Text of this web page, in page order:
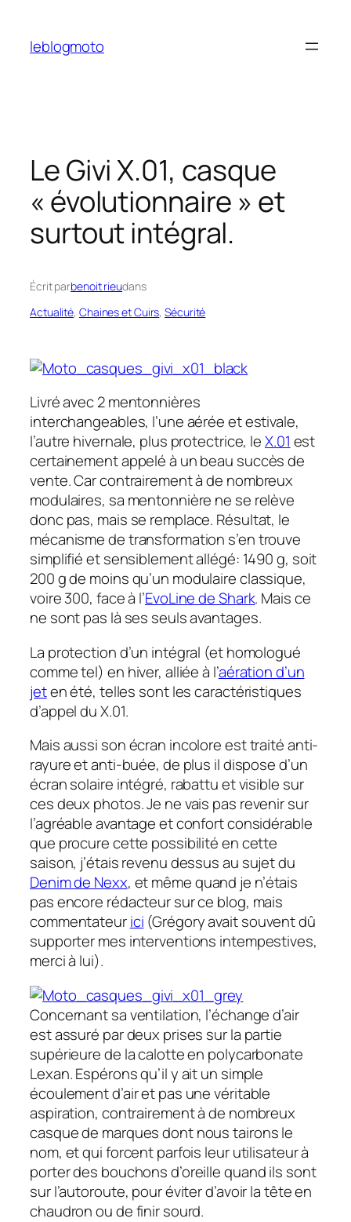
contenu
leblogmoto
Le Givi X.01, casque
« évolutionnaire » et
surtout intégral.
Écrit parbenoit rieudans
Actualité, Chaines et Cuirs, Sécurité
Livré avec 2 mentonnières
interchangeables, l’une aérée et estivale,
l’autre hivernale, plus protectrice, leX.01 est
certainement appelé à un beau succès de
vente. Car contrairement à de nombreux
modulaires, sa mentonnière ne se relève
donc pas, mais se remplace. Résultat, le
mécanisme de transformation s’en trouve
simplifié et sensiblement allégé: 1490 g, soit
200 g de moins qu’un modulaire classique,
voire 300, face à l’EvoLine de Shark. Mais ce
ne sont pas là ses seuls avantages.
La protection d’un intégral (et homologué
comme tel) en hiver, alliée à l’aération d’un
jeten été, telles sont les caractéristiques
d’appel du X.01.
Mais aussi son écran incolore est traité anti-
rayure et anti-buée, de plus il dispose d’un
écran solaire intégré, rabattu et visible sur
ces deux photos. Je ne vais pas revenir sur
l’agréable avantage et confort considérable
que procure cette possibilité en cette
saison, j’étais revenu dessus au sujet du
Denim de Nexx, et même quand je n’étais
pas encore rédacteur sur ce blog, mais
commentateurici (Grégory avait souvent dû
supporter mes interventions intempestives,
merci à lui).
Concernant sa ventilation, l’échange d’air
est assuré par deux prises sur la partie
supérieure de la calotte en polycarbonate
Lexan. Espérons qu’il y ait un simple
écoulement d’air et pas une véritable
aspiration, contrairement à de nombreux
casque de marques dont nous tairons le
nom, et qui forcent parfois leur utilisateur à
porter des bouchons d’oreille quand ils sont
sur l’autoroute, pour éviter d’avoir la tête en
chaudron ou de finir sourd.